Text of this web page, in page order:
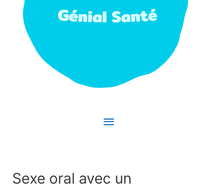
Menu
Sexe oral avec un